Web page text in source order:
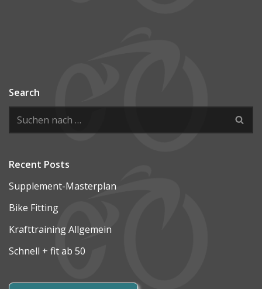
Search
Recent Posts
Supplement-Masterplan
Bike Fitting
Krafttraining Allgemein
Schnell + fit ab 50